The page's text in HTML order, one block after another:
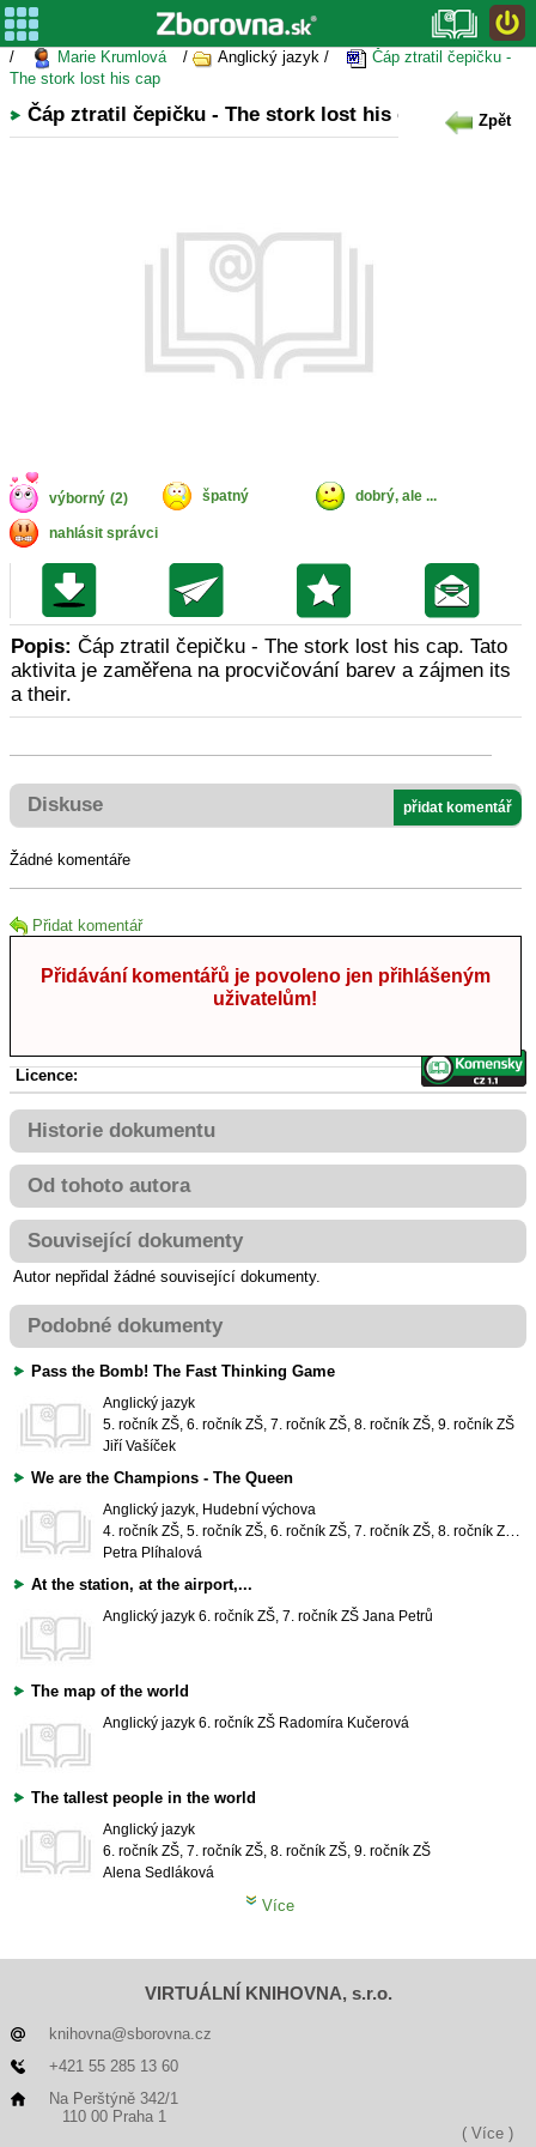
/ Marie Krumlová / Anglický jazyk /
Čáp ztratil čepičku -
The stork lost his cap
Čáp ztratil čepičku - The stork lost his cap Zpět
výborný (2) špatný dobrý, ale ...
nahlásit správci
Popis: Čáp ztratil čepičku - The stork lost his cap. Tato
aktivita je zaměřena na procvičování barev a zájmen its
a their.
Diskuse přidat komentář
Žádné komentáře
Přidat komentář
Přidávání komentářů je povoleno jen přihlášeným
uživatelům!
Licence:
Historie dokumentu
Od tohoto autora
Související dokumenty
Autor nepřidal žádné související dokumenty.
Podobné dokumenty
Pass the Bomb! The Fast Thinking Game
Anglický jazyk
5. ročník ZŠ, 6. ročník ZŠ, 7. ročník ZŠ, 8. ročník ZŠ, 9. ročník ZŠ
Jiří Vašíček
We are the Champions - The Queen
Anglický jazyk, Hudební výchova
4. ročník ZŠ, 5. ročník ZŠ, 6. ročník ZŠ, 7. ročník ZŠ, 8. ročník ZŠ, 9. ročník ZŠ
Petra Plíhalová
At the station, at the airport,...
Anglický jazyk 6. ročník ZŠ, 7. ročník ZŠ Jana Petrů
The map of the world
Anglický jazyk 6. ročník ZŠ Radomíra Kučerová
The tallest people in the world
Anglický jazyk
6. ročník ZŠ, 7. ročník ZŠ, 8. ročník ZŠ, 9. ročník ZŠ
Alena Sedláková
Více
VIRTUÁLNÍ KNIHOVNA, s.r.o.
knihovna@sborovna.cz
+421 55 285 13 60
Na Perštýně 342/1
110 00 Praha 1
( Více )